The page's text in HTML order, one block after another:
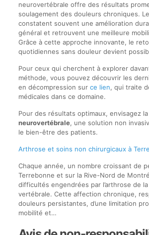
neurovertébrale offre des résultats
soulagement des douleurs chroniques.
constatent souvent une amélioration
général et retrouvent une meilleure
Grâce à cette approche innovante, le
quotidiennes sans douleur devient
Pour ceux qui cherchent à explorer
méthode, vous pouvez découvrir les
en décompression sur ce lien, qui traite
médicales dans ce domaine.
Pour des résultats optimaux, envisagez la
neurovertébrale, une solution non
le bien-être des patients.
Arthrose et soins non chirurgicaux à
Chaque année, un nombre croissant de
Terrebonne et sur la Rive-Nord de
difficultés engendrées par l’arthrose de
vertébrale. Cette affection chronique,
douleurs persistantes, d’une limitation
mobilité et…